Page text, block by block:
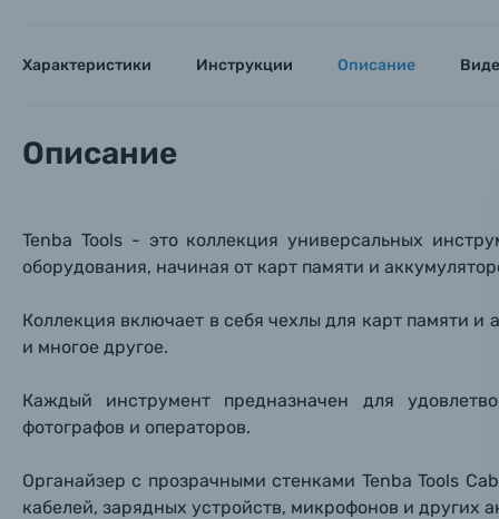
Ваш
Ваш
Аксессуары для фото и видеокамер
Материалы
Осветительное оборудование
Вами с
Номер
Нажимая
Характеристики Инструкции Описание
Описание
Tenba Tools - это коллекция универсальных
оборудования, начиная от карт памяти и
Коллекция включает в себя чехлы для карт памяти и
и многое другое.
Каждый инструмент предназначен для
фотографов и операторов.
Органайзер с прозрачными стенками Tenba Tools
кабелей, зарядных устройств, микрофонов и других
Ваш